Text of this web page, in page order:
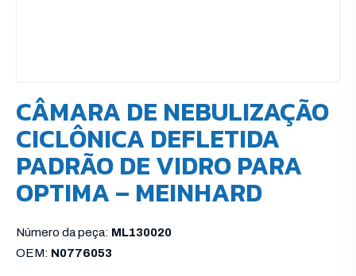
CÂMARA DE NEBULIZAÇÃO
CICLÔNICA DEFLETIDA
PADRÃO DE VIDRO PARA
OPTIMA – MEINHARD
Número da peça: ML130020
OEM: N0776053